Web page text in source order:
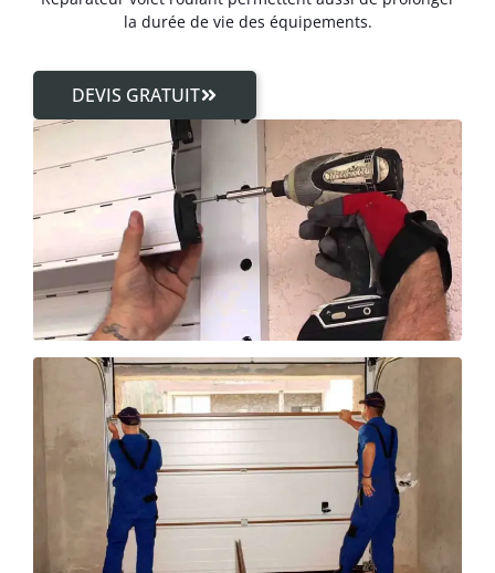
la durée de vie des équipements.
DEVIS GRATUIT